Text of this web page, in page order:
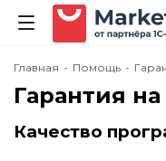
Главная - Помощь -
Гарантия на
Качество